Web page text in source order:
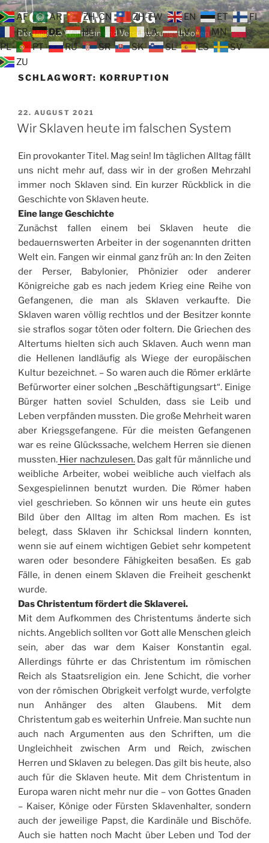
Zum
Inhalt
springen
TOP TEAM BLOG
Der tägliche Wahnsinn und Verschwörungstheorien
SCHLAGWORT: KORRUPTION
VERÖFFENTLICHT
AM
22. AUGUST 2021
Wir Sklaven heute im falschen System
Ein provokanter Titel. Mag sein! Im täglichen Alltag fällt
uns nicht mehr auf, dass wir in der großen Mehrzahl
immer noch Sklaven sind. Ein kurzer Rückblick in die
Geschichte von Sklaven heute.
Eine lange Geschichte
Zunächst fallen einem bei Sklaven heute die
bedauernswerten Arbeiter in der sogenannten dritten
Welt ein. Fangen wir einmal ganz früh an: In den Zeiten
der Perser, Babylonier, Phönizier oder anderer
Königreiche gab es nach jedem Krieg eine Reihe von
Gefangenen, die man als Sklaven verkaufte. Die
Sklaven waren völlig rechtlos und der Besitzer konnte
sie straflos sogar töten oder foltern. Die Griechen des
Altertums hielten sich auch Sklaven. Auch wenn man
die Hellenen landläufig als Wiege der europäischen
Kultur bezeichnet. – So waren auch die Römer erklärte
Befürworter einer solchen „Beschäftigungsart“. Einige
Bürger hatten soviel Schulden, dass sie Leib und
Leben verpfänden mussten. Die große Mehrheit waren
aber Kriegsgefangene. Für die meisten Gefangenen
war es reine Glückssache, welchem Herren sie dienen
mussten. Hier nachzulesen.Das galt für männliche und
weibliche Arbeiter, wobei weibliche auch vielfach als
Sexgespielinnen benutzt wurden. Die Römer haben
viel geschrieben. So können wir uns heute ein gutes
Bild über den Alltag im alten Rom machen. Es ist
belegt, dass Sklaven ihr Schicksal lindern konnten,
wenn sie auf einem wichtigen Gebiet sehr kompetent
waren oder besondere Fähigkeiten besaßen. Es gab
Fälle, in denen einem Sklaven die Freiheit geschenkt
wurde.
Das Christentum fördert die Sklaverei.
Mit dem Aufkommen des Christentums änderte sich
nichts. Angeblich sollten vor Gott alle Menschen gleich
sein, aber das war dem Kaiser Konstantin egal.
Allerdings führte er das Christentum im römischen
Reich als Staatsreligion ein. Jene Schicht, die vorher
von der römischen Obrigkeit verfolgt wurde, verfolgte
nun Anhänger des alten Glaubens. Mit dem
Christentum gab es weiterhin Unfreie. Man suchte nun
auch nach Argumenten aus den Schriften, um die
Ungleichheit zwischen Arm und Reich, zwischen
Herren und Sklaven zu belegen. Das gilt bis heute, also
auch für die Sklaven heute. Mit dem Christentum in
Europa waren nicht mehr nur die – von Gottes Gnaden
– Kaiser, Könige oder Fürsten Sklavenhalter, sondern
auch der jeweilige Papst, die Kardinäle und Bischöfe.
Auch sie hatten noch Macht über Leben und Tod der
AF AR ZH-CN ZH-TW EN ET
FI
FR
DE HU IT LA LV
MN
PL
PT RU SR SK SL ES
SV
ZU